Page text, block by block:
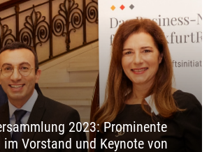
2023: Prominente
Vorstand und Keynote von